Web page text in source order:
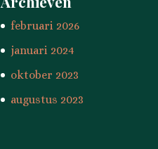
februari 2026
januari 2024
oktober 2023
augustus 2023